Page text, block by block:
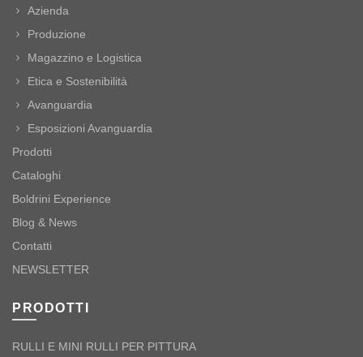
Azienda
Produzione
Magazzino e Logistica
Etica e Sostenibilità
Avanguardia
Esposizioni Avanguardia
Prodotti
Cataloghi
Boldrini Experience
Blog & News
Contatti
NEWSLETTER
PRODOTTI
RULLI E MINI RULLI PER PITTURA